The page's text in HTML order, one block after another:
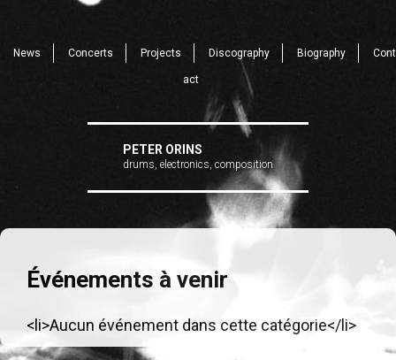
News Concerts Projects Discography Biography Cont
act
PETER ORINS
drums, electronics, composition
Événements à venir
<li>Aucun événement dans cette catégorie</li>